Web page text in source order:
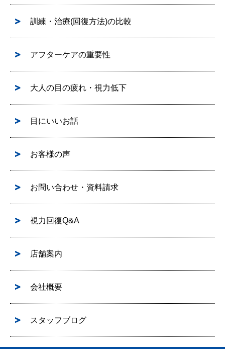
訓練・治療(回復方法)の比較
アフターケアの重要性
大人の目の疲れ・視力低下
目にいいお話
お客様の声
お問い合わせ・資料請求
視力回復Q&A
店舗案内
会社概要
スタッフブログ